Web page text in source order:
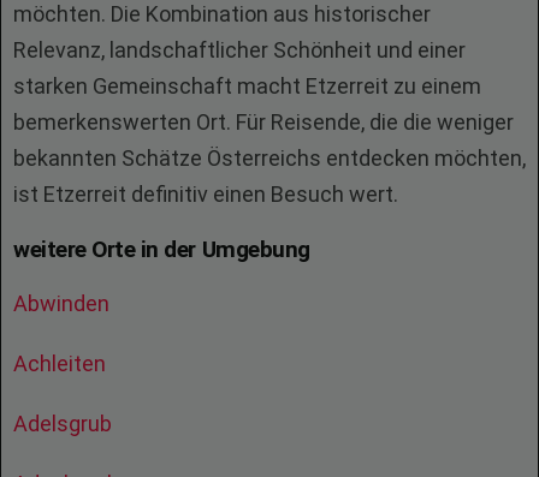
möchten. Die Kombination aus historischer
Relevanz, landschaftlicher Schönheit und einer
starken Gemeinschaft macht Etzerreit zu einem
bemerkenswerten Ort. Für Reisende, die die weniger
bekannten Schätze Österreichs entdecken möchten,
ist Etzerreit definitiv einen Besuch wert.
weitere Orte in der Umgebung
Abwinden
Achleiten
Adelsgrub